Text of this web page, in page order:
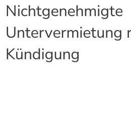
Nichtgenehmigte
Untervermietung
Kündigung